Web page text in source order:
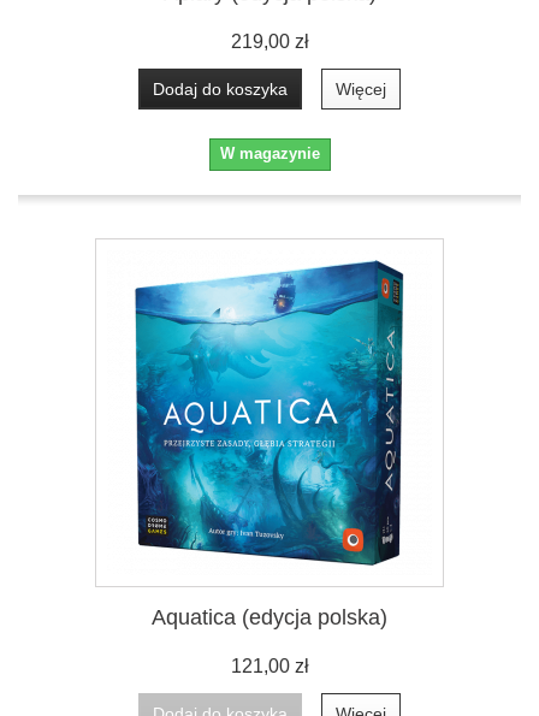
219,00 zł
Dodaj do koszyka Więcej
W magazynie
Aquatica (edycja polska)
121,00 zł